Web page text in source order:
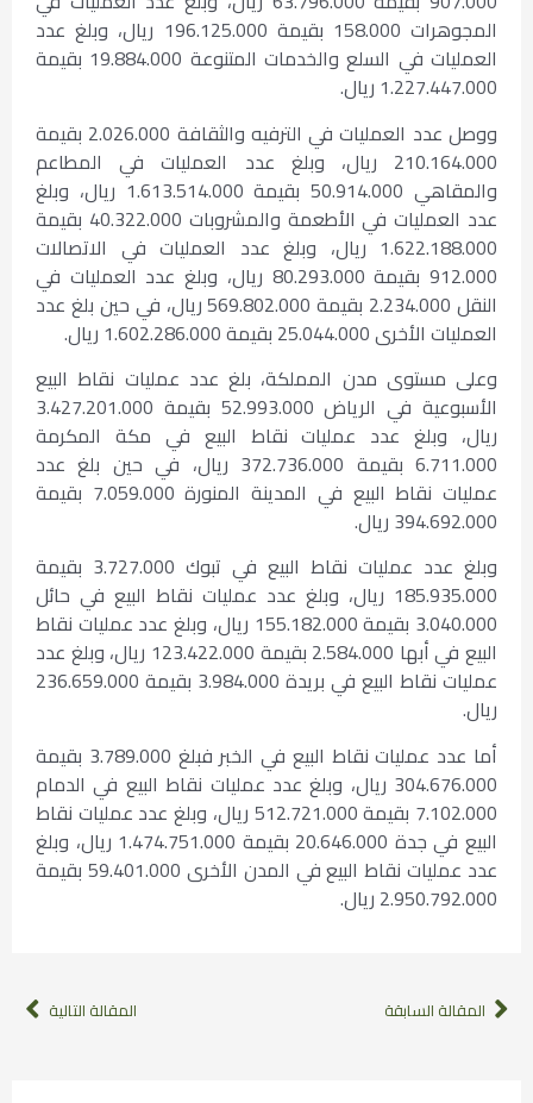
المجوهرات 158.000 بقيمة 196.125.000 ريال، وبلغ عدد
العمليات في السلع والخدمات المتنوعة 19.884.000 بقيمة
1.227.447.000 ريال.
ووصل عدد العمليات في الترفيه والثقافة 2.026.000 بقيمة
210.164.000 ريال، وبلغ عدد العمليات في المطاعم
والمقاهي 50.914.000 بقيمة 1.613.514.000 ريال، وبلغ
عدد العمليات في الأطعمة والمشروبات 40.322.000 بقيمة
1.622.188.000 ريال، وبلغ عدد العمليات في الاتصالات
912.000 بقيمة 80.293.000 ريال، وبلغ عدد العمليات في
النقل 2.234.000 بقيمة 569.802.000 ريال، في حين بلغ عدد
العمليات الأخرى 25.044.000 بقيمة 1.602.286.000 ريال.
وعلى مستوى مدن المملكة، بلغ عدد عمليات نقاط البيع
الأسبوعية في الرياض 52.993.000 بقيمة 3.427.201.000
ريال، وبلغ عدد عمليات نقاط البيع في مكة المكرمة
6.711.000 بقيمة 372.736.000 ريال، في حين بلغ عدد
عمليات نقاط البيع في المدينة المنورة 7.059.000 بقيمة
394.692.000 ريال.
وبلغ عدد عمليات نقاط البيع في تبوك 3.727.000 بقيمة
185.935.000 ريال، وبلغ عدد عمليات نقاط البيع في حائل
3.040.000 بقيمة 155.182.000 ريال، وبلغ عدد عمليات نقاط
البيع في أبها 2.584.000 بقيمة 123.422.000 ريال، وبلغ عدد
عمليات نقاط البيع في بريدة 3.984.000 بقيمة 236.659.000
ريال.
أما عدد عمليات نقاط البيع في الخبر فبلغ 3.789.000 بقيمة
304.676.000 ريال، وبلغ عدد عمليات نقاط البيع في الدمام
7.102.000 بقيمة 512.721.000 ريال، وبلغ عدد عمليات نقاط
البيع في جدة 20.646.000 بقيمة 1.474.751.000 ريال، وبلغ
عدد عمليات نقاط البيع في المدن الأخرى 59.401.000 بقيمة
2.950.792.000 ريال.
المقالة السابقة المقالة التالية